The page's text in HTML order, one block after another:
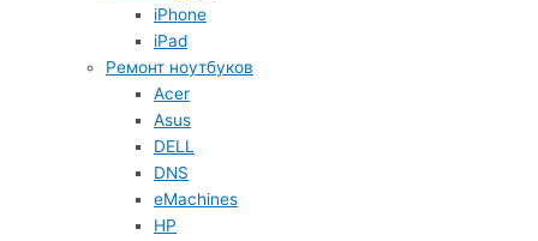
iPhone
iPad
Ремонт ноутбуков
Acer
Asus
DELL
DNS
eMachines
HP